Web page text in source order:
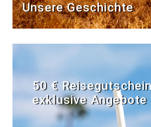
Unsere Geschichte
50 €
exklusive Angebote